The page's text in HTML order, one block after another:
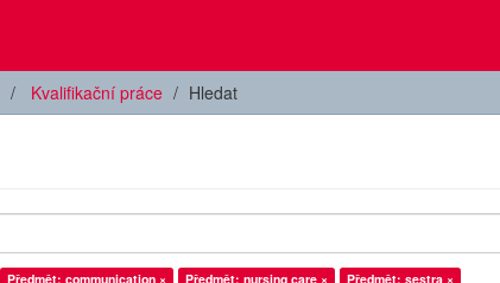
Kvalifikační práce Hledat
Předmět: communication × Předmět: nursing care × Předmět: sestra ×